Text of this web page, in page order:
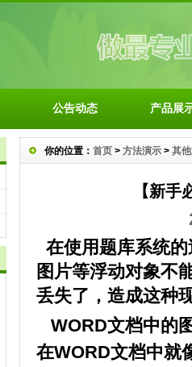
公告动态 产品展
你的位置： 首页 > 方法演示 > 其
【新
在使用题库系统
图片等浮动对象不
丢失了，造成这种
WORD文档中的
在WORD文档中就